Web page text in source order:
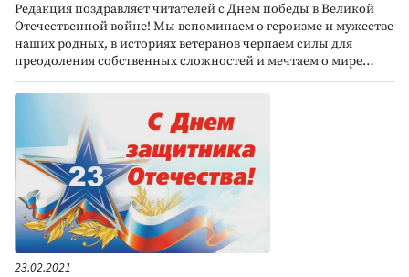
Редакция поздравляет читателей с Днем победы в Великой
Отечественной войне! Мы вспоминаем о героизме и мужестве
наших родных, в историях ветеранов черпаем силы для
преодоления собственных сложностей и мечтаем о мире…
23.02.2021